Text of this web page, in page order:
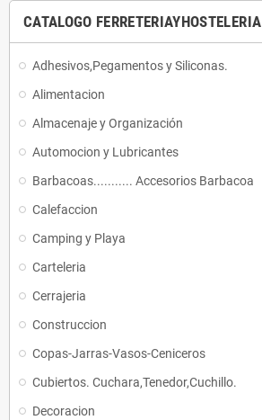
CATALOGO FERRETERIAYHOSTELERIA
Adhesivos,Pegamentos y Siliconas.
Alimentacion
Almacenaje y Organización
Automocion y Lubricantes
Barbacoas........... Accesorios Barbacoa
Calefaccion
Camping y Playa
Carteleria
Cerrajeria
Construccion
Copas-Jarras-Vasos-Ceniceros
Cubiertos. Cuchara,Tenedor,Cuchillo.
Decoracion